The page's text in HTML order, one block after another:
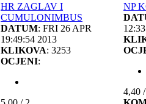
HR ZAGLAV I
CUMULONIMBUS
DATUM: FRI 26 APR
19:49:54 2013
KLIKOVA: 3253
OCJENI:
NP
4,40